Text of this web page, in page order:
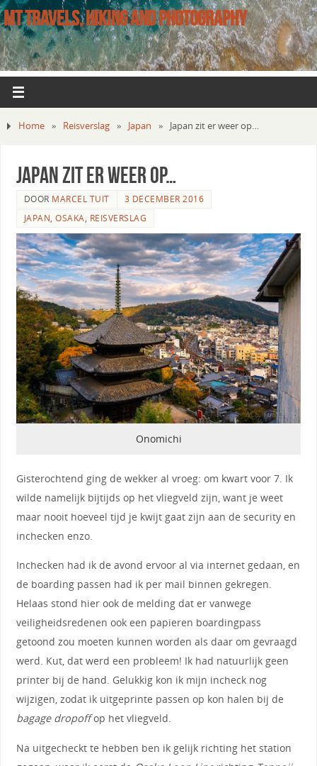
MT TRAVELS, HIKING AND PHOTOGRAPHY
Home » Reisverslag » Japan » Japan zit er weer op…
Japan zit er weer op…
DOOR MARCEL TUIT
3 DECEMBER 2016
JAPAN,OSAKA, REISVERSLAG
Onomichi
Gisterochtend ging de wekker al vroeg: om kwart voor 7. Ik
wilde namelijk bijtijds op het vliegveld zijn, want je weet
maar nooit hoeveel tijd je kwijt gaat zijn aan de security en
inchecken enzo.
Inchecken had ik de avond ervoor al via internet gedaan, en
de boarding passen had ik per mail binnen gekregen.
Helaas stond hier ook de melding dat er vanwege
veiligheidsredenen ook een papieren boardingpass
getoond zou moeten kunnen worden als daar om gevraagd
werd. Kut, dat werd een probleem! Ik had natuurlijk geen
printer bij de hand. Gelukkig kon ik mijn incheck nog
wijzigen, zodat ik uitgeprinte passen op kon halen bij de
bagage dropoffop het vliegveld.
Na uitgecheckt te hebben ben ik gelijk richting het station